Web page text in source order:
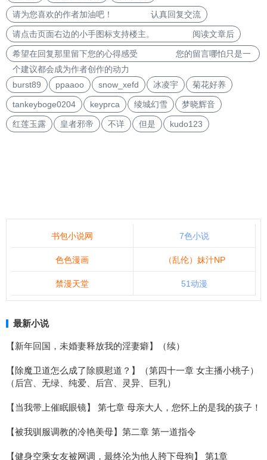
请为您喜欢的作者加油吧！ 认真回复交流
请点击页面右边的小手图标支持楼主。 阅读文章后
希望在回复那里留下您的心得感受 您的留言哪怕只是一
个建议都会成为作者创作的动力
burst89
ppaaoo snow_xefd 冰凌宇 菊花好养
tankeyboge0204 keyprca 绫城幻雪 梦晓辉音
红莲玉露 皇者邪帝 不详 但是 kudo123
书包小说网 7色小说
色色漫画 （乱伦）妹汁NP
禁漫天堂 51动漫
最新小说
【新年回国，未婚妻释放我的淫妻癖】（续）
【除魔卫道怎么成了除膜慰道？】（第四十一章 女主播小桃子）
（后宫、无绿、纯爱、后宫、灵异、巨乳）
【当我带上催眠眼镜】 第七章 母亲大人，您怀上的是我的孩子！
【被我驯服调教的冷艳美母】第二章 第一道指令
【健身空乘女友被网调，最终沦为他人胯下母狗】 第1章